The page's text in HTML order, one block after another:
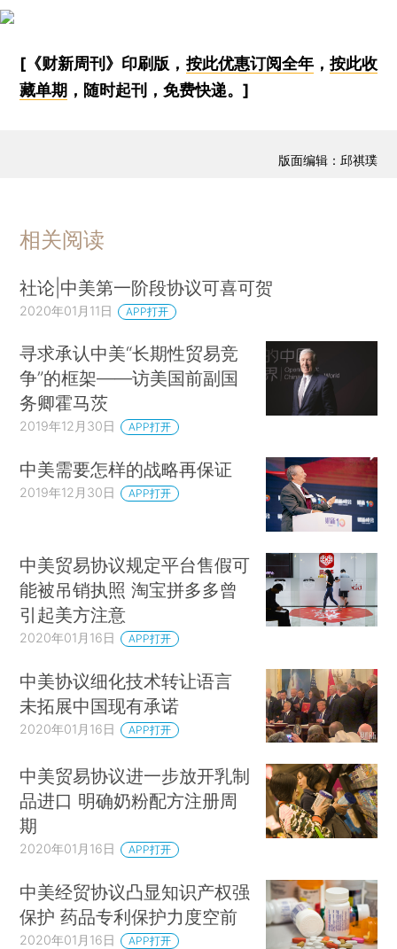
[《财新周刊》印刷版， 按此优惠订阅全年， 按此收
藏单期 ，随时起刊，免费快递。]
版面编辑：邱祺璞
相关阅读
社论|中美第一阶段协议可喜可贺
2020年01月11日 APP打开
寻求承认中美“长期性贸易竞
争”的框架——访美国前副国
务卿霍马茨
2019年12月30日 APP打开
中美需要怎样的战略再保证
2019年12月30日 APP打开
中美贸易协议规定平台售假可
能被吊销执照 淘宝拼多多曾
引起美方注意
2020年01月16日 APP打开
中美协议细化技术转让语言
未拓展中国现有承诺
2020年01月16日 APP打开
中美贸易协议进一步放开乳制
品进口 明确奶粉配方注册周
期
2020年01月16日 APP打开
中美经贸协议凸显知识产权强
保护 药品专利保护力度空前
2020年01月16日 APP打开